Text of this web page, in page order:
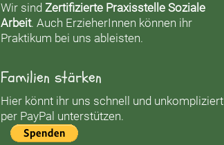
Wir sind Zertifizierte Praxisstelle Soziale
Arbeit. Auch ErzieherInnen können ihr
Praktikum bei uns ableisten.
Familien stärken
Hier könnt ihr uns schnell und unkompliziert
per PayPal unterstützen.